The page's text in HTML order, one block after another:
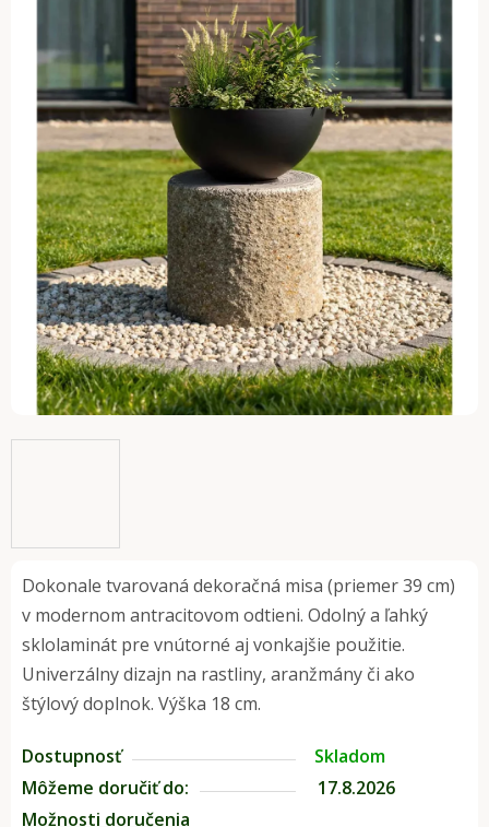
Dokonale tvarovaná dekoračná misa (priemer 39 cm)
v modernom antracitovom odtieni. Odolný a ľahký
sklolaminát pre vnútorné aj vonkajšie použitie.
Univerzálny dizajn na rastliny, aranžmány či ako
štýlový doplnok. Výška 18 cm.
Dostupnosť
Skladom
Môžeme doručiť do:
17.8.2026
Možnosti doručenia